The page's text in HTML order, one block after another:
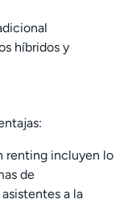
híbridos y
renting incluyen lo
de
a la